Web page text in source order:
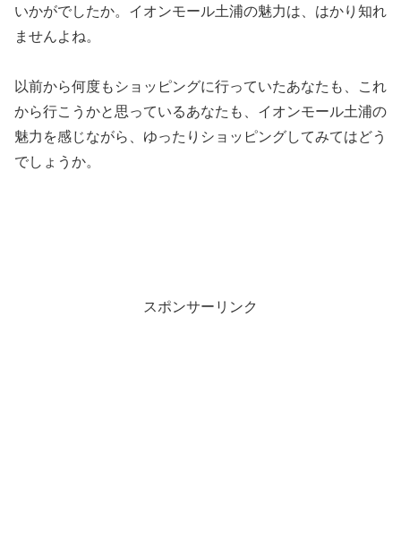
いかがでしたか。イオンモール土浦の魅力は、はかり知れ
ませんよね。
以前から何度もショッピングに行っていたあなたも、これ
から行こうかと思っているあなたも、イオンモール土浦の
魅力を感じながら、ゆったりショッピングしてみてはどう
でしょうか。
スポンサーリンク